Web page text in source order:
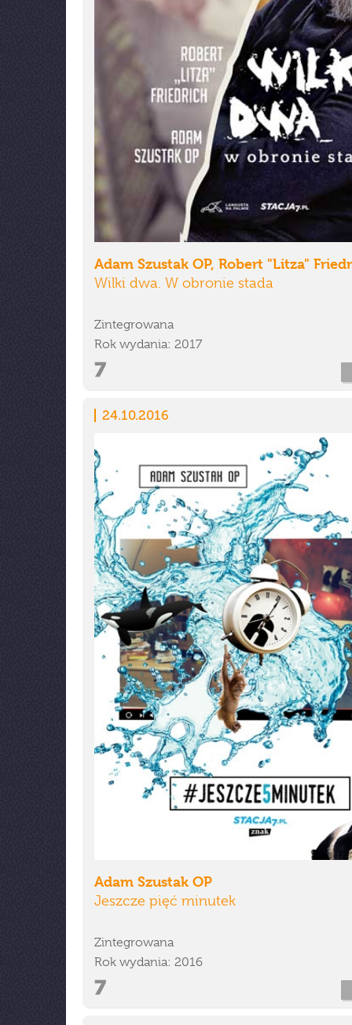
Adam Szustak OP, Robert "Litza"
Wilki dwa. W obronie stada
Zintegrowana
Rok wydania: 2017
24.10.2016
Adam Szustak OP
Jeszcze pięć minutek
Zintegrowana
Rok wydania: 2016